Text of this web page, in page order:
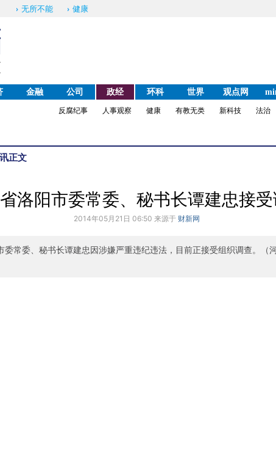
无所不能 健康
金融 公司 政经 环科 世界 观点网
反腐纪事
人事观察 健康 有教无类 新科技 法治
正文
洛阳市委常委、秘书长谭建忠接
2014年05月21日 06:50 来源于 财新网
委常委、秘书长谭建忠因涉嫌严重违纪违法，目前正接受组织调查。（